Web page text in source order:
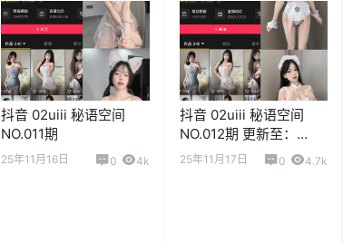
抖音 02uiii 秘语空间
NO.011期
25年11月16日 0 4k
抖音 02uiii 秘语空间
NO.012期 更新至：
2025.11.7
25年11月17日 0 4.7k